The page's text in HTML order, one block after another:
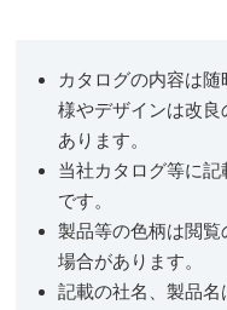
カタログの内容は
様やデザインは改
あります。
当社カタログ等に
です。
製品等の色柄は閲
場合があります。
記載の社名、製品